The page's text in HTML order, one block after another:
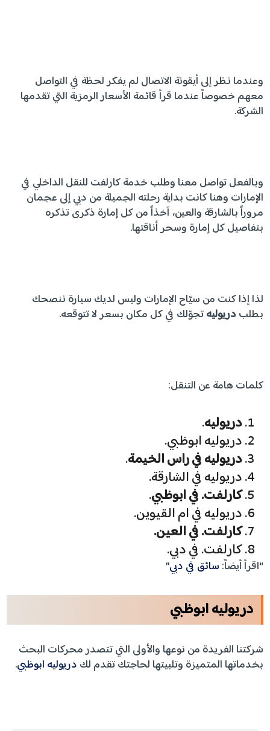
وعندما نظر إلى أيقونة الاتصال لم يفكر لحظة في التواصل
معهم خصوصاً عندما قرأ قائمة الأسعار الرمزية التي تقدمها
الشركة.
وبالفعل تواصل معنا وطلب خدمة كارلفت للنقل الداخلي في
الإمارات وهنا كانت بداية رحلته الجميلة من دبي إلى عجمان
مروراً بالشارقة والعين، آخذاً من كل إمارة ذكرى تذكره
بتفاصيل كل إمارة وسحر أناقتها.
لذا إذا كنت من سيّاح الإمارات وليس لديك سيارة ننصحك
بطلبدريوليهتجوّلك في كل مكان بسعر لا تتوقعه.
كلمات هامة عن التنقل:
دريوليه.
دريوليه ابوظبي.
دريوليه في راس الخيمة.
دريوليه في الشارقة.
كارلفت. في ابوظبي.
دريوليه في ام القيوين.
كارلفت. في العين.
كارلفت. في دبي.
“اقرأ أيضاً: سائق في دبي”
دريوليه ابوظبي
شركتنا الفريدة من نوعها والأولى التي تتصدر محركات البحث
بخدماتها المتميزة وتلبيتها لحاجتك تقدم لك دريوليه ابوظبي.